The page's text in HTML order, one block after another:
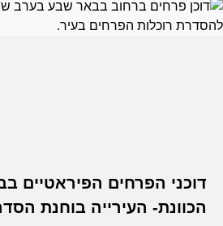
דוכני הפרחים הפיראטיים
הכוונת- העירייה בוחנת